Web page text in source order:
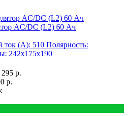
AC/DC (L2) 60 Ач
ток (А): 510 Полярность:
242x175x190
295 р.
р.